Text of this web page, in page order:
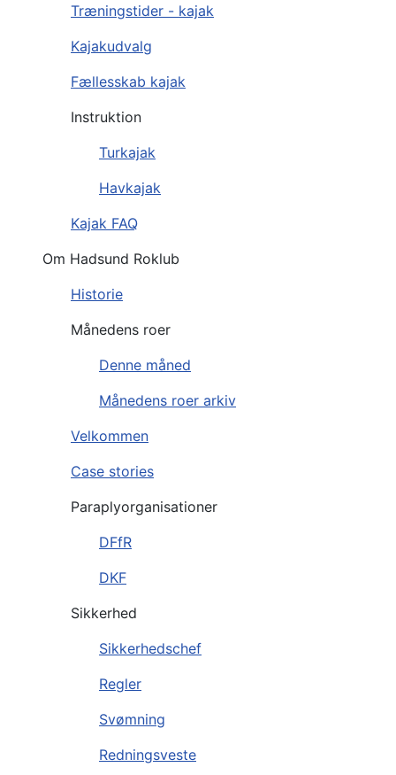
Træningstider - kajak
Kajakudvalg
Fællesskab kajak
Instruktion
Turkajak
Havkajak
Kajak FAQ
Om Hadsund Roklub
Historie
Månedens roer
Denne måned
Månedens roer arkiv
Velkommen
Case stories
Paraplyorganisationer
DFfR
DKF
Sikkerhed
Sikkerhedschef
Regler
Svømning
Redningsveste